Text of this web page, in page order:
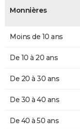
Monnières
Moins de 10 ans
De 10 à 20 ans
De 20 à 30 ans
De 30 à 40 ans
De 40 à 50 ans